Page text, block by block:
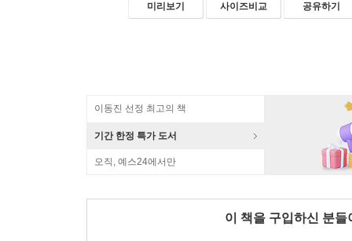
미리보기 사이즈비교 공유하기
이동진 선정 최고의 책
기간 한정 특가 도서
오직, 예스24에서만
이 책을 구입하신 분